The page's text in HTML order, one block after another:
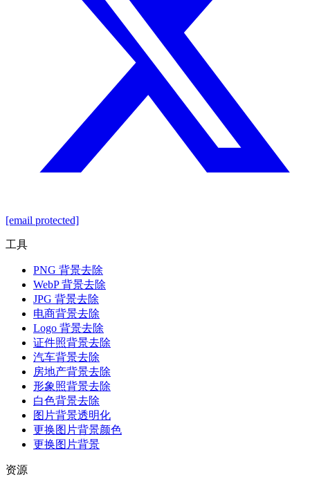
[email protected]
工具
PNG 背景去除
WebP 背景去除
JPG 背景去除
电商背景去除
Logo 背景去除
证件照背景去除
汽车背景去除
房地产背景去除
形象照背景去除
白色背景去除
图片背景透明化
更换图片背景颜色
更换图片背景
资源